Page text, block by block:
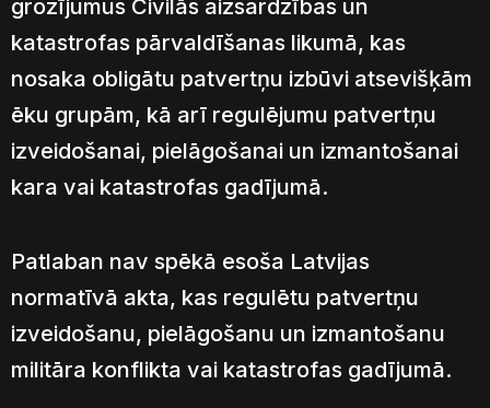
grozījumus Civilās aizsardzības un
katastrofas pārvaldīšanas likumā, kas
nosaka obligātu patvertņu izbūvi atsevišķām
ēku grupām, kā arī regulējumu patvertņu
izveidošanai, pielāgošanai un izmantošanai
kara vai katastrofas gadījumā.
Patlaban nav spēkā esoša Latvijas
normatīvā akta, kas regulētu patvertņu
izveidošanu, pielāgošanu un izmantošanu
militāra konflikta vai katastrofas gadījumā.